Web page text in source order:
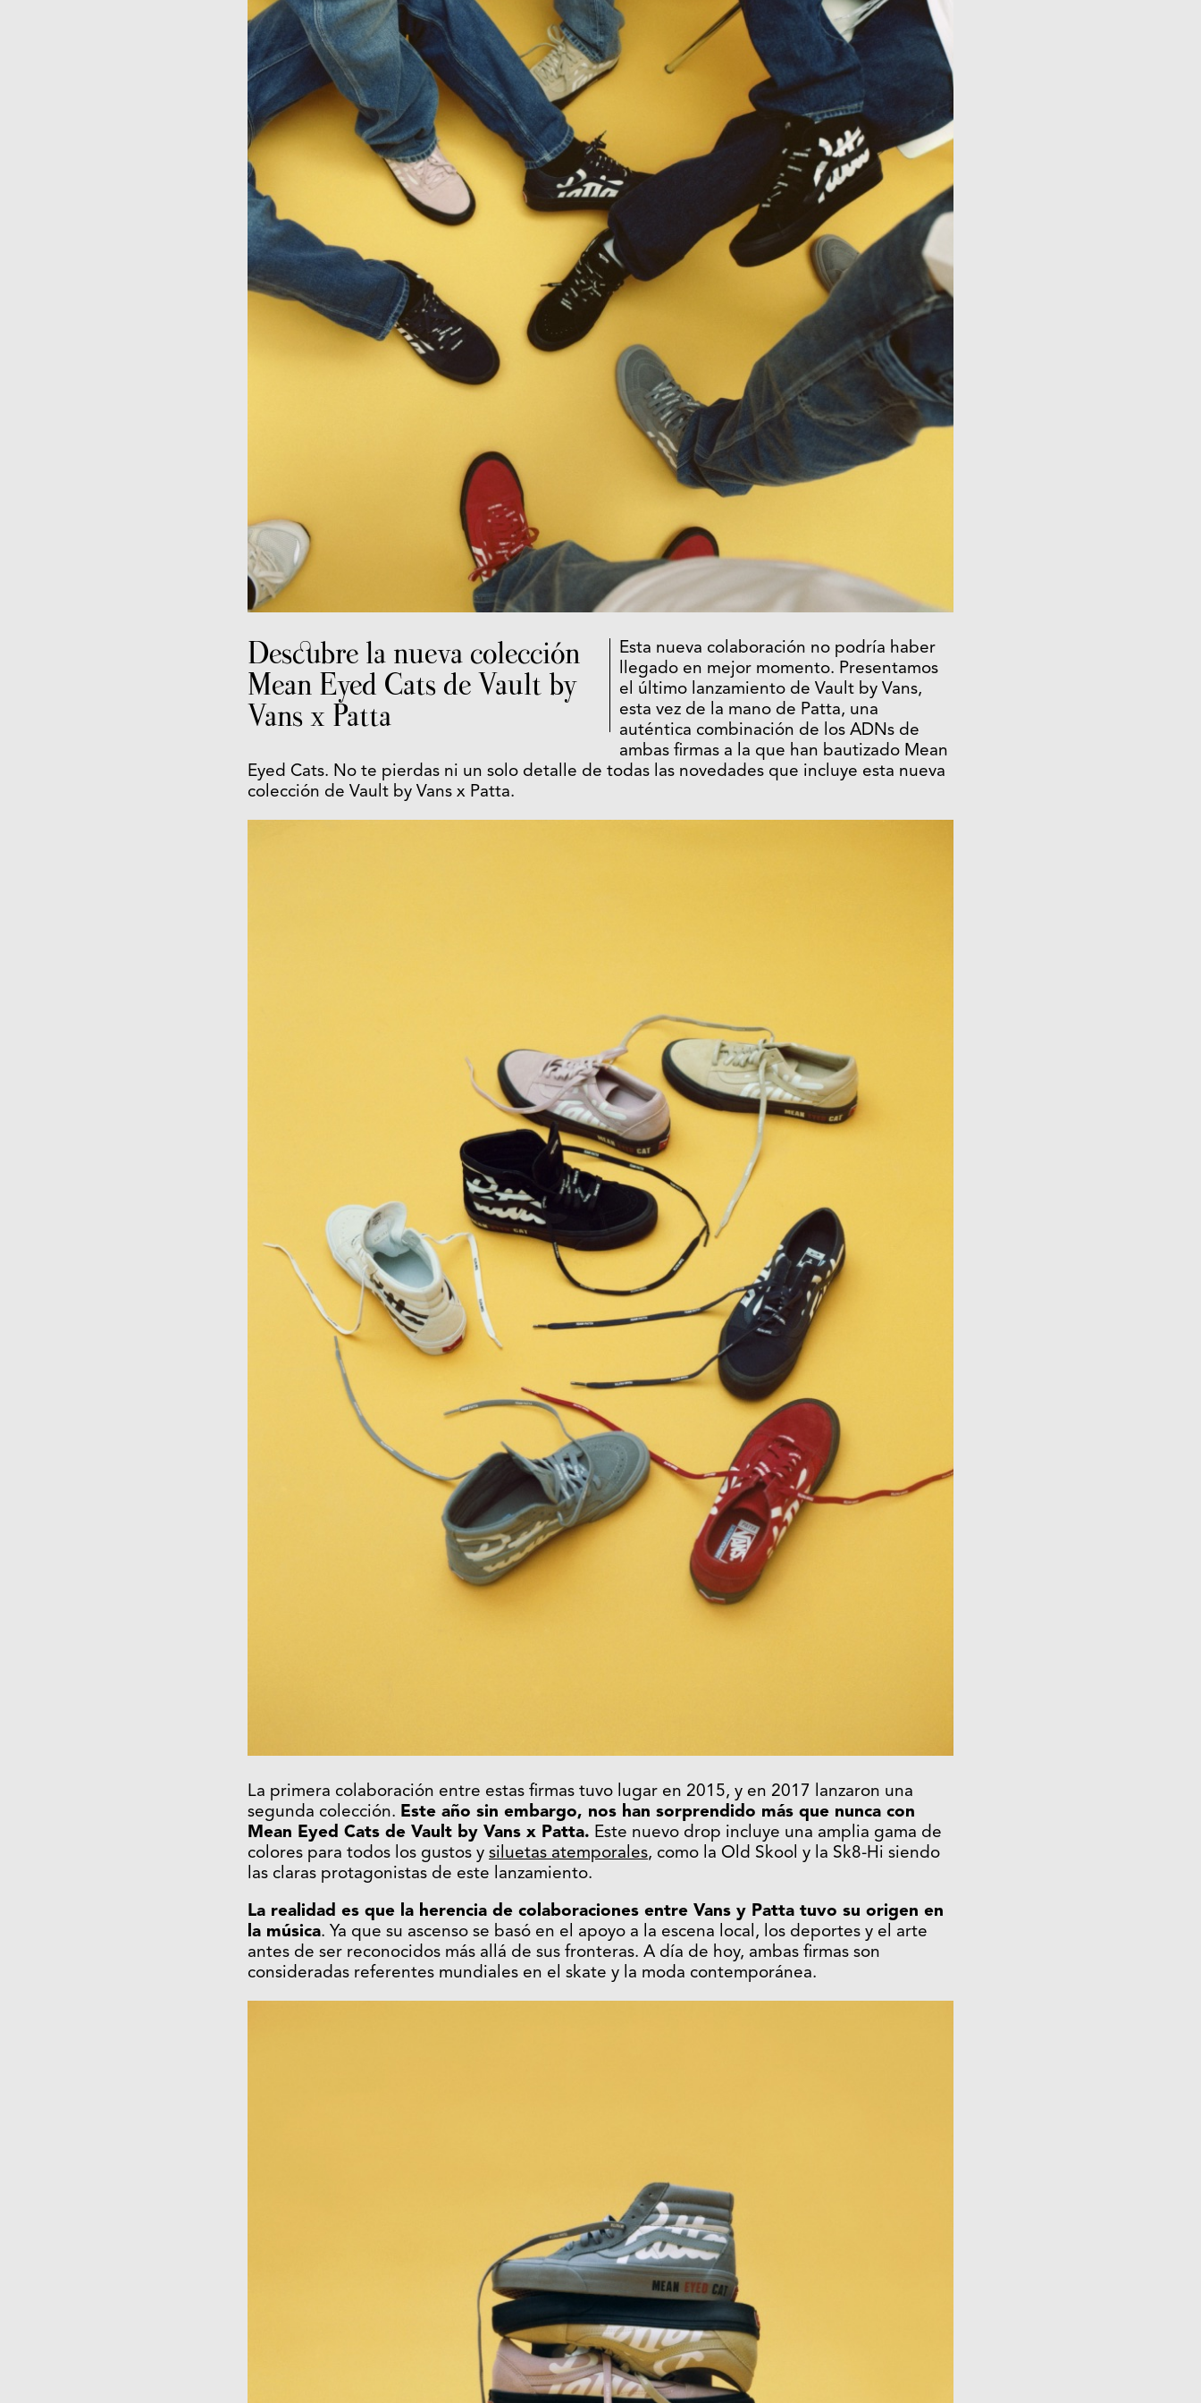
Descubre la nueva colección
Mean Eyed Cats de Vault by
Vans x Patta
Esta nueva colaboración no podría haber
llegado en mejor momento. Presentamos
el último lanzamiento de Vault by Vans,
esta vez de la mano de Patta, una
auténtica combinación de los ADNs de
ambas firmas a la que han bautizado Mean
Eyed Cats. No te pierdas ni un solo detalle de todas las novedades que incluye esta nueva
colección de Vault by Vans x Patta.
La primera colaboración entre estas firmas tuvo lugar en 2015, y en 2017 lanzaron una
segunda colección. Este año sin embargo, nos han sorprendido más que nunca con
Mean Eyed Cats de Vault by Vans x Patta. Este nuevo drop incluye una amplia gama de
colores para todos los gustos y siluetas atemporales, como la Old Skool y la Sk8-Hi siendo
las claras protagonistas de este lanzamiento.
La realidad es que la herencia de colaboraciones entre Vans y Patta tuvo su origen en
la música. Ya que su ascenso se basó en el apoyo a la escena local, los deportes y el arte
antes de ser reconocidos más allá de sus fronteras. A día de hoy, ambas firmas son
consideradas referentes mundiales en el skate y la moda contemporánea.